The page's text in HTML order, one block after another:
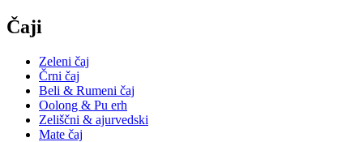
Čaji
Zeleni čaj
Črni čaj
Beli & Rumeni čaj
Oolong & Pu erh
Zeliščni & ajurvedski
Mate čaj